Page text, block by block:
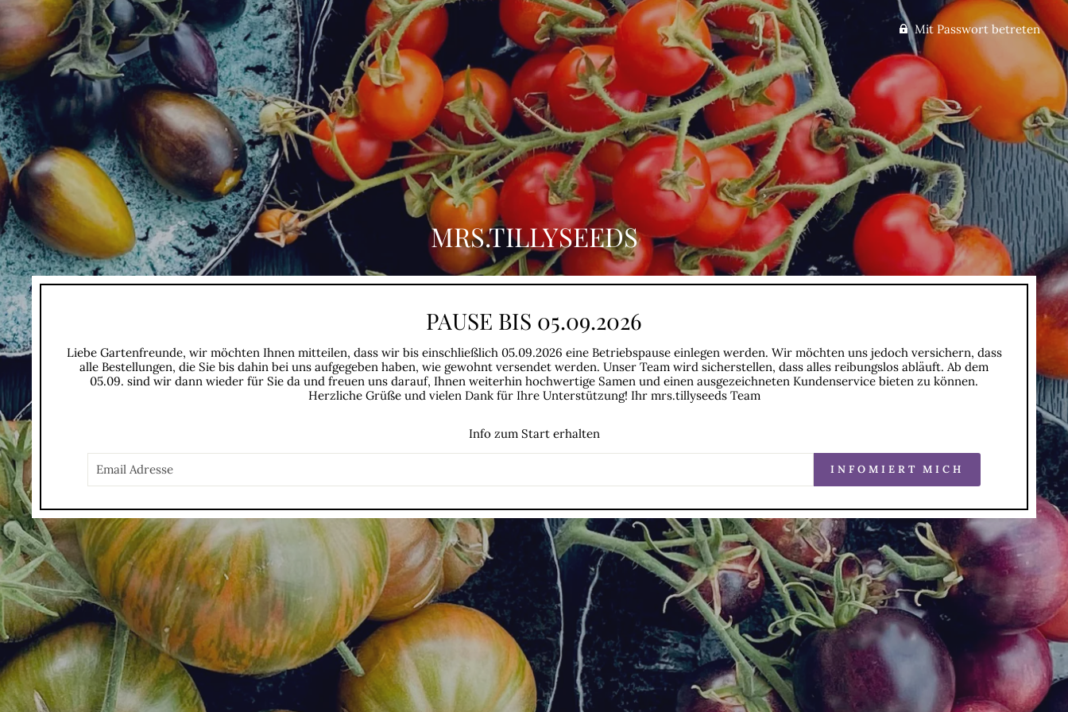
Mit Passwort betreten
MRS.TILLYSEEDS
PAUSE BIS 05.09.2026
Liebe Gartenfreunde, wir möchten Ihnen mitteilen, dass wir bis einschließlich 05.09.2026 eine Betriebspause einlegen werden. Wir möchten uns jedoch versichern, dass
alle Bestellungen, die Sie bis dahin bei uns aufgegeben haben, wie gewohnt versendet werden. Unser Team wird sicherstellen, dass alles reibungslos abläuft. Ab dem
05.09. sind wir dann wieder für Sie da und freuen uns darauf, Ihnen weiterhin hochwertige Samen und einen ausgezeichneten Kundenservice bieten zu können.
Herzliche Grüße und vielen Dank für Ihre Unterstützung! Ihr mrs.tillyseeds Team
Info zum Start erhalten
E-
MAIL
INFOMIERT MICH